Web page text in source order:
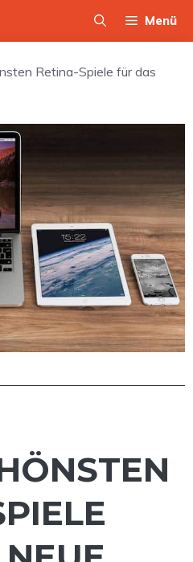
Menü
Retina-Spiele für das